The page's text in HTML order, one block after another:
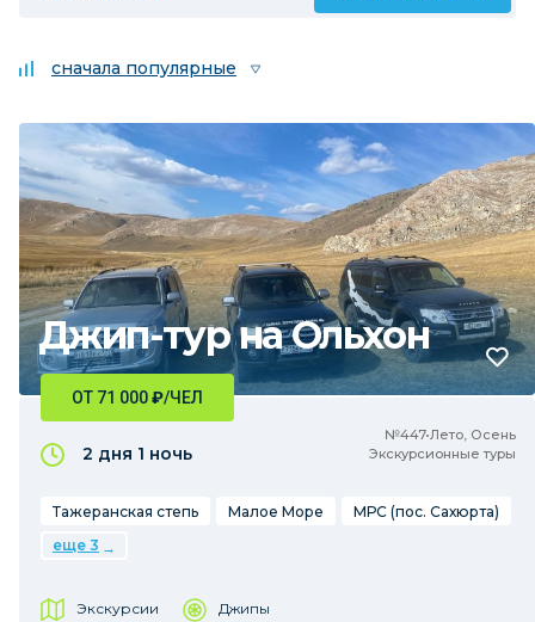
сначала популярные
Джип-тур на Ольхон
№447•Лето, Осень
Экскурсионные туры
ОТ 71 000₽/ЧЕЛ
2 дня 1 ночь
Тажеранская степь Малое Море
МРС (пос. Сахюрта)
еще 3
Экскурсии Джипы